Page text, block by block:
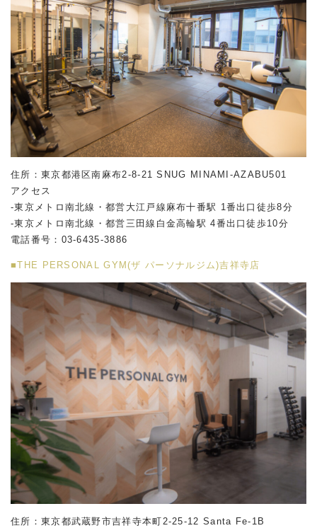
住所：東京都港区南麻布2-8-21 SNUG MINAMI-AZABU501
アクセス
-東京メトロ南北線・都営大江戸線麻布十番駅 1番出口徒歩8分
-東京メトロ南北線・都営三田線白金高輪駅 4番出口徒歩10分
電話番号： 03-6435-3886
■THE PERSONAL GYM(ザ パーソナルジム)吉祥寺店
住所：東京都武蔵野市吉祥寺本町2-25-12 Santa Fe-1B